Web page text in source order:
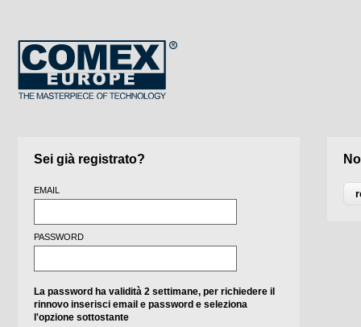
Sei già registrato?
EMAIL
PASSWORD
La password ha validità 2 settimane, per richiedere il
rinnovo inserisci email e password e seleziona
l'opzione sottostante